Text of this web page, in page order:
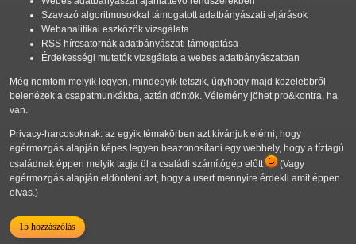
Szavazó algoritmusokkal támogatott adatbányászati eljárások
Webanalitikai eszközök vizsgálata
RSS hírcsatornák adatbányászati támogatása
Érdekességi mutatók vizsgálata a webes adatbányászatban
Még nemtom melyik legyen, mindegyik tetszik, úgyhogy majd közelebbről
belenézek a csapatmunkákba, aztán döntök. Vélemény jöhet pro&kontra, ha
van.
Privacy-harcosoknak: az egyik témakörben azt kívánjuk elérni, hogy
egérmozgás alapján képes legyen beazonosítani egy webhely, hogy a tíztagú
családnak éppen melyik tagja ül a családi számítógép előtt
(Vagy
egérmozgás alapján eldönteni azt, hogy a usert mennyire érdekli amit éppen
olvas.)
15 hozzászólás